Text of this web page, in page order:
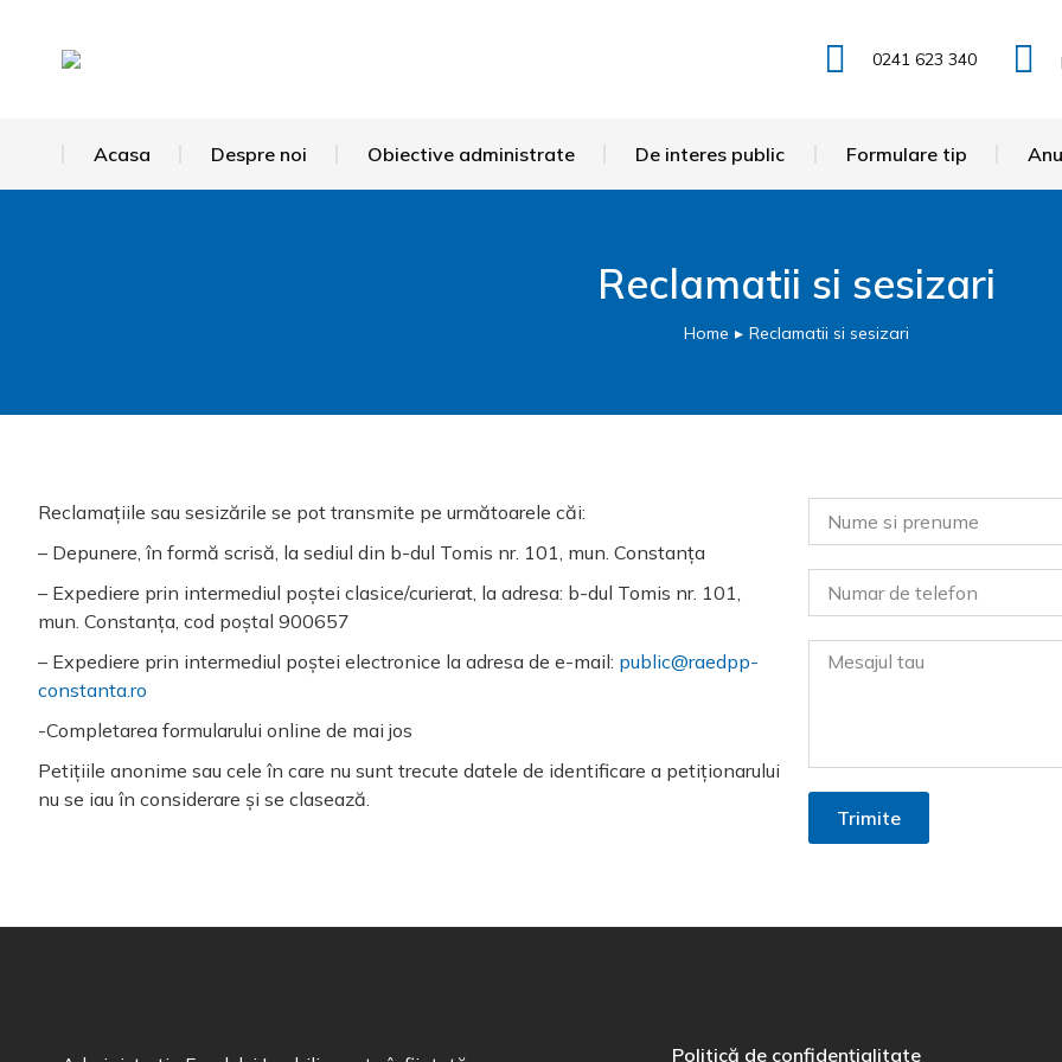
0241 623 340
Acasa Despre noi Obiective administrate De interes public Formulare tip
Reclamatii si sesizari
Home Reclamatii si sesizari
Reclamațiile sau sesizările se pot transmite pe următoarele căi:
– Depunere, în formă scrisă, la sediul din b-dul Tomis nr. 101, mun. Constanța
– Expediere prin intermediul poștei clasice/curierat, la adresa: b-dul Tomis nr. 101,
mun. Constanța, cod poștal 900657
– Expediere prin intermediul poștei electronice la adresa de e-mail: public@raedpp-
constanta.ro
-Completarea formularului online de mai jos
Petițiile anonime sau cele în care nu sunt trecute datele de identificare a petiționarului
nu se iau în considerare și se clasează.
Trimite
Politică de confidențialitate